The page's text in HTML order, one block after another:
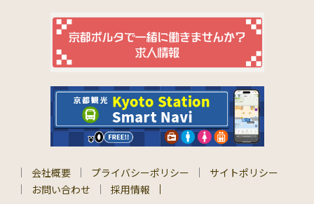
会社概要 プライバシーポリシー
サイトポリシー
お問い合わせ
採用情報